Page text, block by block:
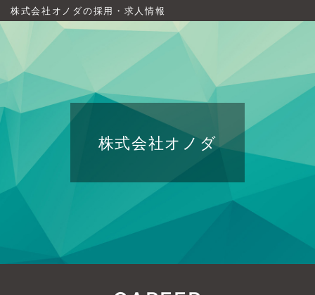
株式会社オノダの採用・求人情報
株式会社オノダ